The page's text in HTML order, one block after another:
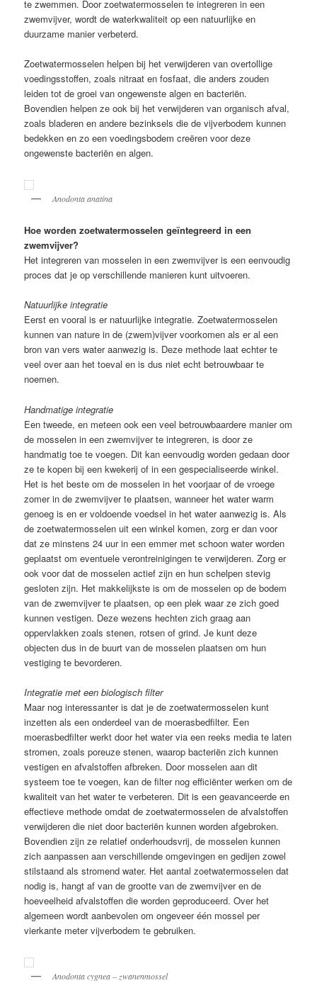
te zwemmen. Door zoetwatermosselen te integreren in een
zwemvijver, wordt de waterkwaliteit op een natuurlijke en
duurzame manier verbeterd.
Zoetwatermosselen helpen bij het verwijderen van overtollige
voedingsstoffen, zoals nitraat en fosfaat, die anders zouden
leiden tot de groei van ongewenste algen en bacteriën.
Bovendien helpen ze ook bij het verwijderen van organisch afval,
zoals bladeren en andere bezinksels die de vijverbodem kunnen
bedekken en zo een voedingsbodem creëren voor deze
ongewenste bacteriën en algen.
Anodonta anatina
Hoe worden zoetwatermosselen geïntegreerd in een
zwemvijver?
Het integreren van mosselen in een zwemvijver is een eenvoudig
proces dat je op verschillende manieren kunt uitvoeren.
Natuurlijke integratie
Eerst en vooral is er natuurlijke integratie. Zoetwatermosselen
kunnen van nature in de (zwem)vijver voorkomen als er al een
bron van vers water aanwezig is. Deze methode laat echter te
veel over aan het toeval en is dus niet echt betrouwbaar te
noemen.
Handmatige integratie
Een tweede, en meteen ook een veel betrouwbaardere manier om
de mosselen in een zwemvijver te integreren, is door ze
handmatig toe te voegen. Dit kan eenvoudig worden gedaan door
ze te kopen bij een kwekerij of in een gespecialiseerde winkel.
Het is het beste om de mosselen in het voorjaar of de vroege
zomer in de zwemvijver te plaatsen, wanneer het water warm
genoeg is en er voldoende voedsel in het water aanwezig is. Als
de zoetwatermosselen uit een winkel komen, zorg er dan voor
dat ze minstens 24 uur in een emmer met schoon water worden
geplaatst om eventuele verontreinigingen te verwijderen. Zorg er
ook voor dat de mosselen actief zijn en hun schelpen stevig
gesloten zijn. Het makkelijkste is om de mosselen op de bodem
van de zwemvijver te plaatsen, op een plek waar ze zich goed
kunnen vestigen. Deze wezens hechten zich graag aan
oppervlakken zoals stenen, rotsen of grind. Je kunt deze
objecten dus in de buurt van de mosselen plaatsen om hun
vestiging te bevorderen.
Integratie met een biologisch filter
Maar nog interessanter is dat je de zoetwatermosselen kunt
inzetten als een onderdeel van de moerasbedfilter. Een
moerasbedfilter werkt door het water via een reeks media te laten
stromen, zoals poreuze stenen, waarop bacteriën zich kunnen
vestigen en afvalstoffen afbreken. Door mosselen aan dit
systeem toe te voegen, kan de filter nog efficiënter werken om de
kwaliteit van het water te verbeteren. Dit is een geavanceerde en
effectieve methode omdat de zoetwatermosselen de afvalstoffen
verwijderen die niet door bacteriën kunnen worden afgebroken.
Bovendien zijn ze relatief onderhoudsvrij, de mosselen kunnen
zich aanpassen aan verschillende omgevingen en gedijen zowel
stilstaand als stromend water. Het aantal zoetwatermosselen dat
nodig is, hangt af van de grootte van de zwemvijver en de
hoeveelheid afvalstoffen die worden geproduceerd. Over het
algemeen wordt aanbevolen om ongeveer één mossel per
vierkante meter vijverbodem te gebruiken.
Anodonta cygnea – zwanenmossel